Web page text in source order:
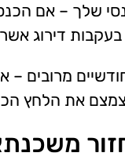
שלך – אם
דירוג
מרובים –
את הלחץ